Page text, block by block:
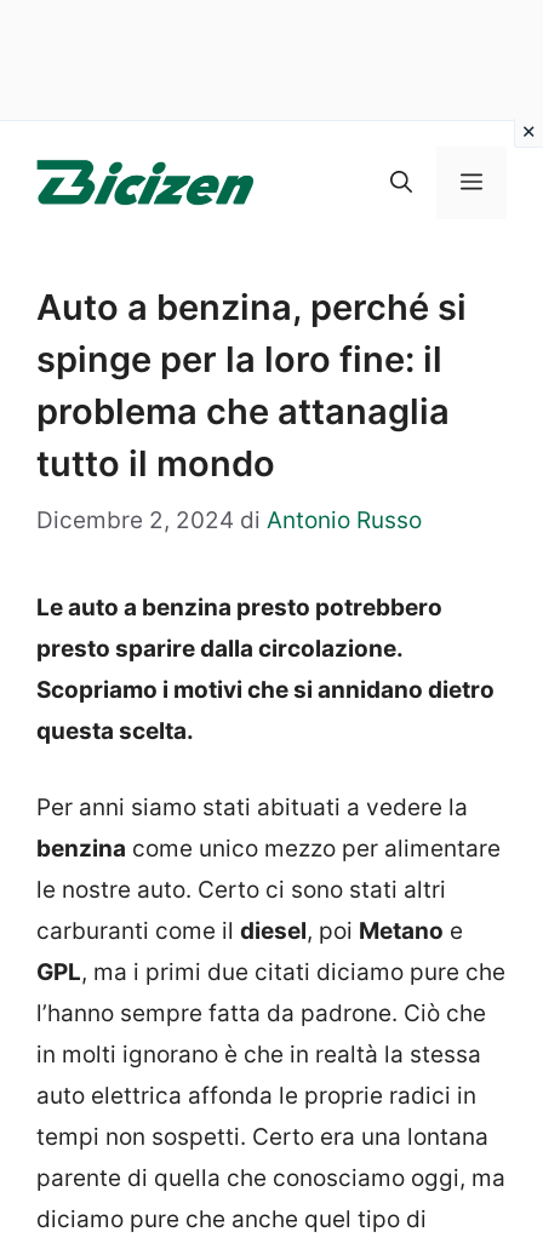
Menu
Auto a benzina, perché si
spinge per la loro fine: il
problema che attanaglia
tutto il mondo
Dicembre 2, 2024 di Antonio Russo
Le auto a benzina presto potrebbero
presto sparire dalla circolazione.
Scopriamo i motivi che si annidano dietro
questa scelta.
Per anni siamo stati abituati a vedere la
benzina come unico mezzo per alimentare
le nostre auto. Certo ci sono stati altri
carburanti come il diesel, poi Metano e
GPL, ma i primi due citati diciamo pure che
l’hanno sempre fatta da padrone. Ciò che
in molti ignorano è che in realtà la stessa
auto elettrica affonda le proprie radici in
tempi non sospetti. Certo era una lontana
parente di quella che conosciamo oggi, ma
diciamo pure che anche quel tipo di